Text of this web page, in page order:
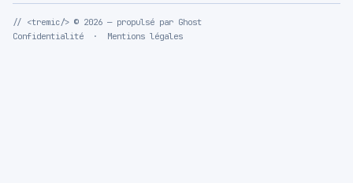
// <tremic/> © 2026 — propulsé par Ghost
Confidentialité · Mentions légales